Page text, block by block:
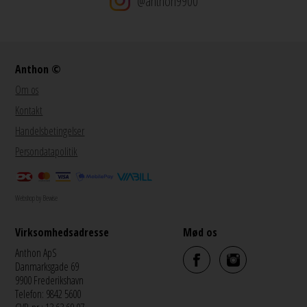
Anthon ©
Om os
Kontakt
Handelsbetingelser
Persondatapolitik
Webshop by Bewise
Virksomhedsadresse
Anthon ApS
Danmarksgade 69
9900 Frederikshavn
Telefon: 9842 5600
Mød os